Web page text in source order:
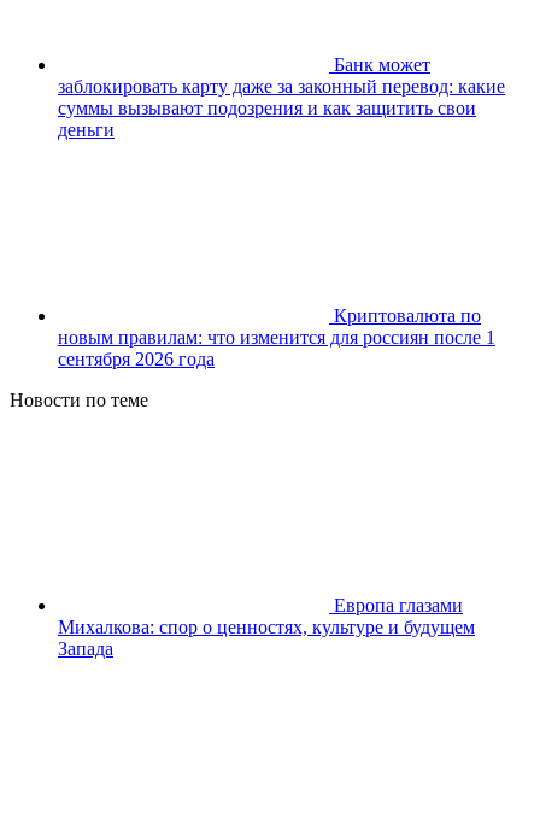
Банк может
заблокировать карту даже за законный перевод: какие
суммы вызывают подозрения и как защитить свои
деньги
Криптовалюта по
новым правилам: что изменится для россиян после 1
сентября 2026 года
Новости по теме
Европа глазами
Михалкова: спор о ценностях, культуре и будущем
Запада